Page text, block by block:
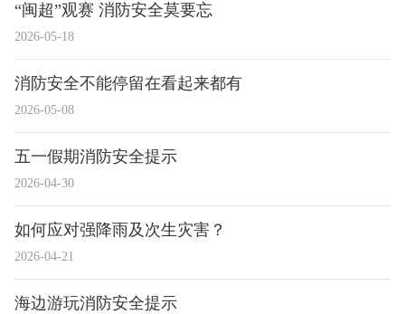
2026-05-18
“闽超”观赛 消防安全莫要忘
2026-05-08
消防安全不能停留在看起来都有
2026-04-30
五一假期消防安全提示
2026-04-21
如何应对强降雨及次生灾害？
海边游玩消防安全提示